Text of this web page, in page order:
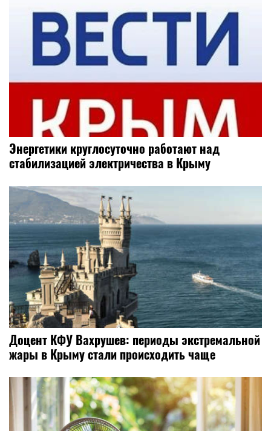
Энергетики круглосуточно работают над
стабилизацией электричества в Крыму
Доцент КФУ Вахрушев: периоды экстремальной
жары в Крыму стали происходить чаще